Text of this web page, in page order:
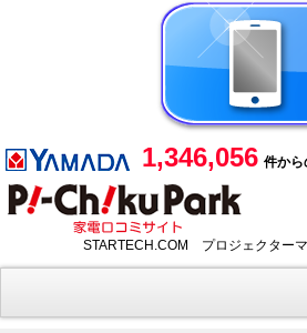
1,346,056 件か
STARTECH.COM プロジェクター